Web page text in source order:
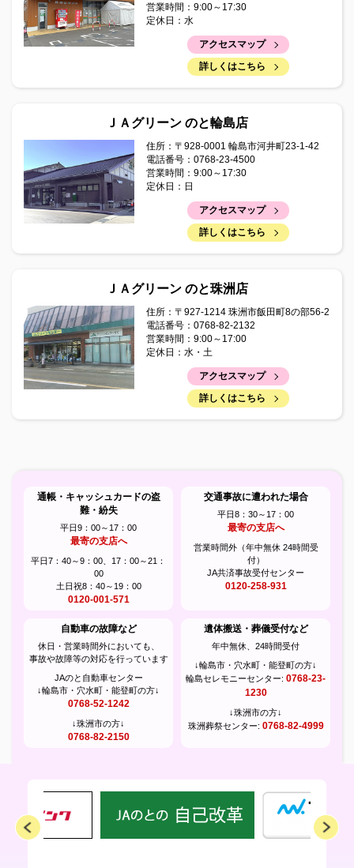
2025年07月01日
管内の直売所・葬祭会館の名前が変わります！
「QR伝票作成ツール」の取扱いについて
2025年06月18日
かぼちゃ栽培講習会資料（R7.6.17）
2025年06月05日
令和7年度 准組合員モニター大募集！
2025年05月30日
移動金融店舗車の運行ルート変更のお知らせ
2025年05月30日
移動金融店舗 運行休止のお知らせ（メンテナンス）
「ミニトマト管理情報（梅雨前管理・防除について）」を
2025年05月12日
広報誌「まぁんで能登」5月号を掲載しました。
2025年04月09日
広報誌「まぁんで能登」4月号を掲載しました。
4/7～Aコープお届け便の運行ルートが変更となりました
2025年04月01日
個人情報保護法に基づく公表事項等に関するご案内
2025年03月10日
広報誌「まぁんで能登」3月号を掲載しました。
1月より営農センターが開設されました
営業時間：9:00～17:30
定休日：水
アクセスマップ
詳しくはこちら
ＪＡグリーン のと輪島店
住所：〒928-0001 輪島市河井町23-1-42
電話番号：0768-23-4500
営業時間：9:00～17:30
定休日：日
アクセスマップ
詳しくはこちら
ＪＡグリーン のと珠洲店
住所：〒927-1214 珠洲市飯田町8の部56-2
電話番号：0768-82-2132
営業時間：9:00～17:00
定休日：水・土
アクセスマップ
詳しくはこちら
通帳・キャッシュカードの盗
難・紛失
平日9：00～17：00
最寄の支店へ
平日7：40～9：00、17：00～21：
00
土日祝8：40～19：00
0120-001-571
交通事故に遭われた場合
平日8：30～17：00
最寄の支店へ
営業時間外（年中無休 24時間受
付）
JA共済事故受付センター
0120-258-931
自動車の故障など
休日・営業時間外においても、
事故や故障等の対応を行っています
JAのと自動車センター
↓輪島市・穴水町・能登町の方↓
0768-52-1242
↓珠洲市の方↓
0768-82-2150
遺体搬送・葬儀受付など
年中無休、24時間受付
↓輪島市・穴水町・能登町の方↓
輪島セレモニーセンター: 0768-23-
1230
↓珠洲市の方↓
珠洲葬祭センター: 0768-82-4999